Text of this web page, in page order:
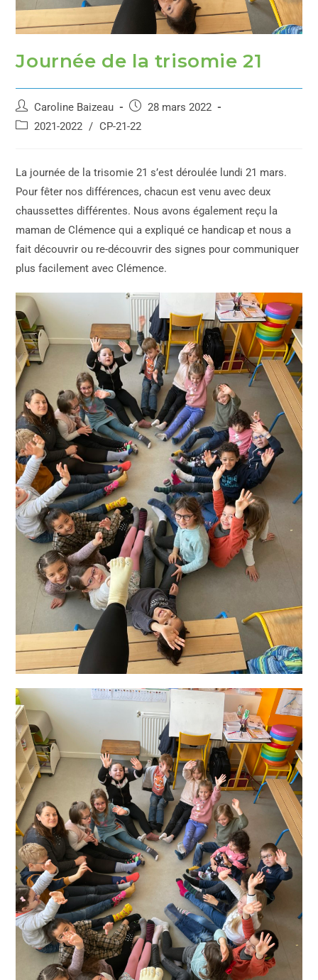
Journée de la trisomie 21
Caroline Baizeau
28 mars 2022
2021-2022 / CP-21-22
La journée de la trisomie 21 s’est déroulée lundi 21 mars.
Pour fêter nos différences, chacun est venu avec deux
chaussettes différentes. Nous avons également reçu la
maman de Clémence qui a expliqué ce handicap et nous a
fait découvrir ou re-découvrir des signes pour communiquer
plus facilement avec Clémence.